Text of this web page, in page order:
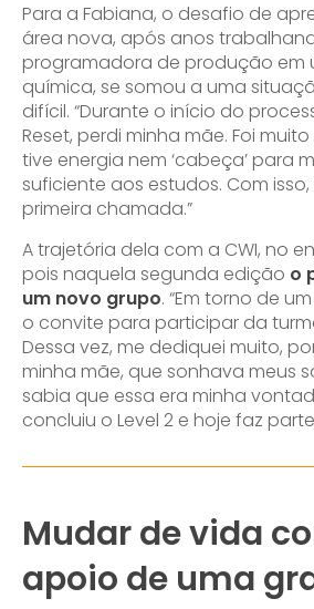
Para a Fabiana, o desafio de
área nova, após anos
programadora de produção em
química, se somou a uma
difícil. “Durante o início do
Reset, perdi minha mãe. Foi
tive energia nem ‘cabeça’ para
suficiente aos estudos. Com
primeira chamada.”
A trajetória dela com a CWI, no
pois naquela segunda edição o
um novo grupo. “Em torno de
o convite para participar da
Dessa vez, me dediquei muito,
minha mãe, que sonhava meus
sabia que essa era minha
concluiu o Level 2 e hoje faz
Mudar de vida
apoio de uma